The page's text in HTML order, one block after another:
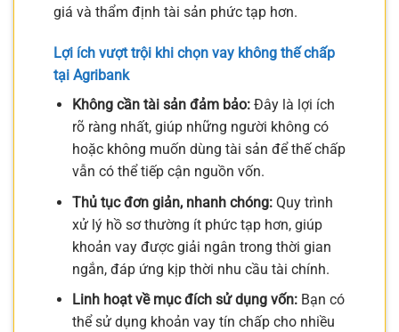
giá và thẩm định tài sản phức tạp hơn.
Lợi ích vượt trội khi chọn vay không thế chấp
tại Agribank
Không cần tài sản đảm bảo:Đây là lợi ích
rõ ràng nhất, giúp những người không có
hoặc không muốn dùng tài sản để thế chấp
vẫn có thể tiếp cận nguồn vốn.
Thủ tục đơn giản, nhanh chóng:Quy trình
xử lý hồ sơ thường ít phức tạp hơn, giúp
khoản vay được giải ngân trong thời gian
ngắn, đáp ứng kịp thời nhu cầu tài chính.
Linh hoạt về mục đích sử dụng vốn:Bạn có
thể sử dụng khoản vay tín chấp cho nhiều